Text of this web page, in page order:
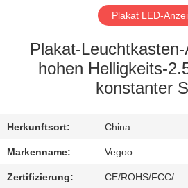
KONTAKT
MIT
Plakat LED-
Plakat-
hohen Helligkeits-
konstanter
Herkunftsort: China
Markenname: Vegoo
Zertifizierung: CE/ROHS/FCC/